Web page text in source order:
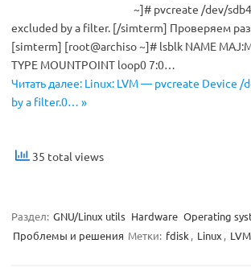
~]# pvcreate /dev/
excluded by a filter. [/simterm] Проверяем
[simterm] [root@archiso ~]# lsblk NAME
TYPE MOUNTPOINT loop0 7:0…
Читать далее: Linux: LVM — pvcreate Device /
by a filter.0… »
35 total views
Раздел: GNU/Linux utils Hardware Operating
Проблемы и решения Метки: fdisk , Linux , LVM